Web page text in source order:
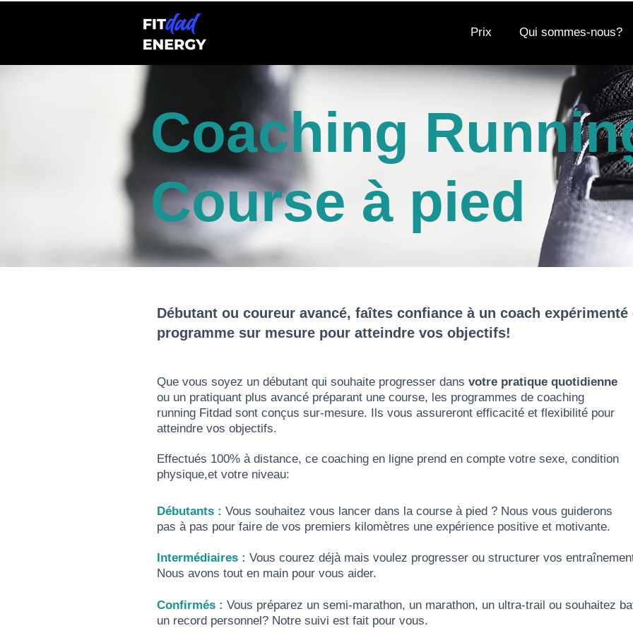
Prix Qui sommes-nous?
Coaching
Course à pied
Débutant ou coureur avancé, faîtes confiance à un coach expérimenté
programme sur mesure pour atteindre vos objectifs!
Que vous soyez un débutant qui souhaite progresser dans votre pratique quotidienne
ou un pratiquant plus avancé préparant une course, les programmes de coaching
running Fitdad sont conçus sur-mesure. Ils vous assureront efficacité et flexibilité pour
atteindre vos objectifs.
Effectués 100% à distance, ce coaching en ligne prend en compte votre sexe, condition
physique,et votre niveau:
Débutants : Vous souhaitez vous lancer dans la course à pied ? Nous vous guiderons
pas à pas pour faire de vos premiers kilomètres une expérience positive et motivante.
Intermédiaires : Vous courez déjà mais voulez progresser ou structurer vos
Nous avons tout en main pour vous aider.
Confirmés : Vous préparez un semi-marathon, un marathon, un ultra-trail ou souhaitez
un record personnel? Notre suivi est fait pour vous.